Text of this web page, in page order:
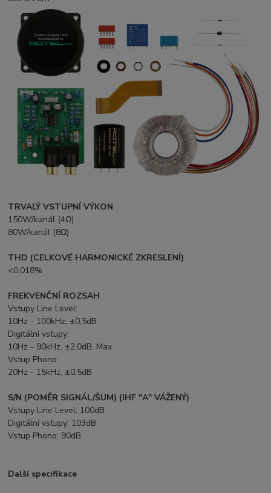
TRVALÝ VSTUPNÍ VÝKON
150W/kanál (4Ω)
80W/kanál (8Ω)
THD (CELKOVÉ HARMONICKÉ ZKRESLENÍ)
<0,018%
FREKVENČNÍ ROZSAH
Vstupy Line Level:
10Hz - 100kHz, ±0,5dB
Digitální vstupy:
10Hz - 90kHz, ±2,0dB, Max
Vstup Phono:
20Hz - 15kHz, ±0,5dB
S/N (POMĚR SIGNÁL/ŠUM) (IHF "A" VÁŽENÝ)
Vstupy Line Level: 100dB
Digitální vstupy: 103dB
Vstup Phono: 90dB
Další specifikace